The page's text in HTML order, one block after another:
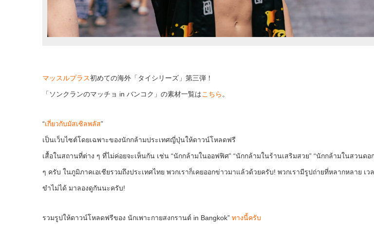
マッスルプラス初めての海外「タイシリーズ」第三弾！
「ソンクランのマッチョ in バンコク」の素材一覧はこちら 。
“เกี่ยวกับมัสเซิลพลัส”
เป็นเว็บไซต์โดยเฉพาะของนักกล้ามประเทศญี่ปุ่นให้ดาวน์โหลดฟรี
เสื้อในสถานที่ต่าง ๆ ที่ไม่ค่อยจะเห็นกัน เช่น “นักกล้ามในออฟฟิศ” “นักกล้ามในร้านเสริมสวย” “นักกล้ามในสวนดอ
ๆ ครับ ในภูมิภาคเอเชียรวมถึงประเทศไทย พวกเราก็เคยออกข่าวมาแล้วด้วยครับ! พวกเรามีรูปถ่ายที่หลากหลาย เว
ขำไม่ได้ มาลองดูกันนะครับ!
รวมรูปให้ดาวน์โหลดฟรีของ นักเพาะกายสงกรานต์ in Bangkok” ทางนี้ครับ